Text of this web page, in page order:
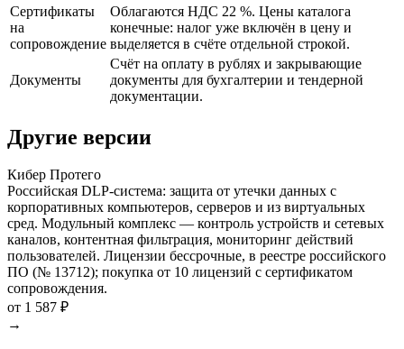
Сертификаты
на
сопровождение
Облагаются НДС 22 %. Цены каталога
конечные: налог уже включён в цену и
выделяется в счёте отдельной строкой.
Документы
Счёт на оплату в рублях и закрывающие
документы для бухгалтерии и тендерной
документации.
Другие версии
Кибер Протего
Российская DLP-система: защита от утечки данных с
корпоративных компьютеров, серверов и из виртуальных
сред. Модульный комплекс — контроль устройств и сетевых
каналов, контентная фильтрация, мониторинг действий
пользователей. Лицензии бессрочные, в реестре российского
ПО (№ 13712); покупка от 10 лицензий с сертификатом
сопровождения.
от 1 587 ₽
→